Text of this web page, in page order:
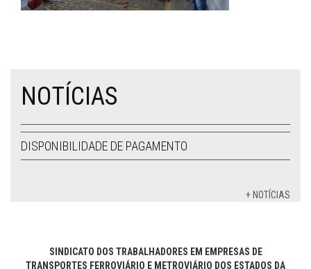
NOTÍCIAS
DISPONIBILIDADE DE PAGAMENTO
+ NOTÍCIAS
SINDICATO DOS TRABALHADORES EM EMPRESAS DE
TRANSPORTES FERROVIÁRIO E METROVIÁRIO DOS ESTADOS DA